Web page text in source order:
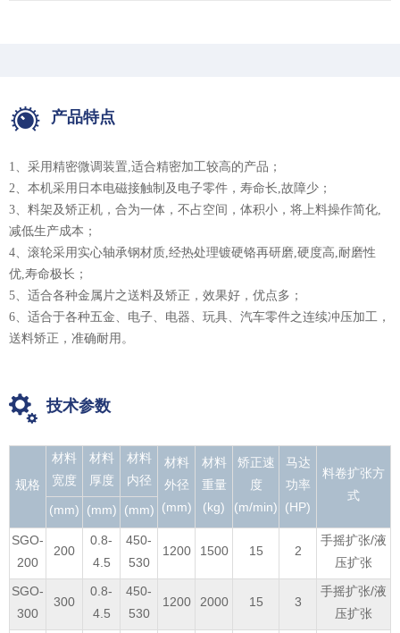
产品特点
1、采用精密微调装置,适合精密加工较高的产品；
2、本机采用日本电磁接触制及电子零件，寿命长,故障少；
3、料架及矫正机，合为一体，不占空间，体积小，将上料操作简化,
减低生产成本；
4、滚轮采用实心轴承钢材质,经热处理镀硬铬再研磨,硬度高,耐磨性
优,寿命极长；
5、适合各种金属片之送料及矫正，效果好，优点多；
6、适合于各种五金、电子、电器、玩具、汽车零件之连续冲压加工，
送料矫正，准确耐用。
技术参数
规格
材料
宽度
材料
厚度
材料
内径
材料
外径
(mm)
材料
重量
(kg)
矫正速
度
(m/min)
马达
功率
(HP)
料卷扩张方
式
(mm)
(mm) (mm)
SGO-
200
200
0.8-
4.5
450-
530
1200 1500 15 2
手摇扩张/液
压扩张
SGO-
300
300
0.8-
4.5
450-
530
1200 2000 15 3
手摇扩张/液
压扩张